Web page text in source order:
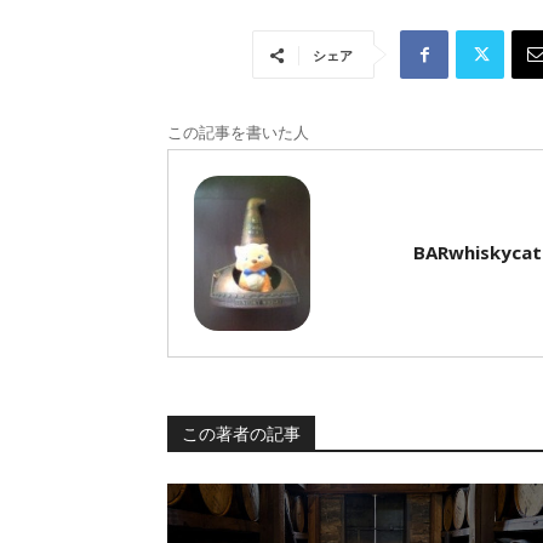
シェア
この記事を書いた人
この著者の記事